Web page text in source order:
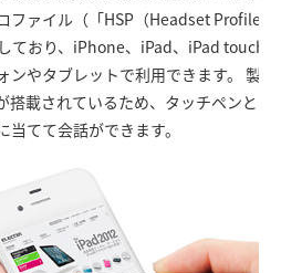
ファイル（「HSP（Headset Profile
ており、iPhone、iPad、iPad touch
ンやタブレットで利用できます。 製
搭載されているため、タッチペンと
てて会話ができます。